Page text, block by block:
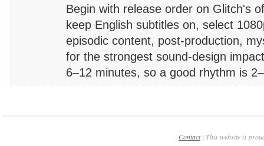
Begin with release order on Glitch's
keep English subtitles on, select
episodic content, post-production,
for the strongest sound-design
6–12 minutes, so a good rhythm is
Contact| This website is